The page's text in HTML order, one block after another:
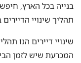
בנייה בכל הארץ,
תהליך שינויי
שינויי דיירים הנו
המכרעת שיש לזמן